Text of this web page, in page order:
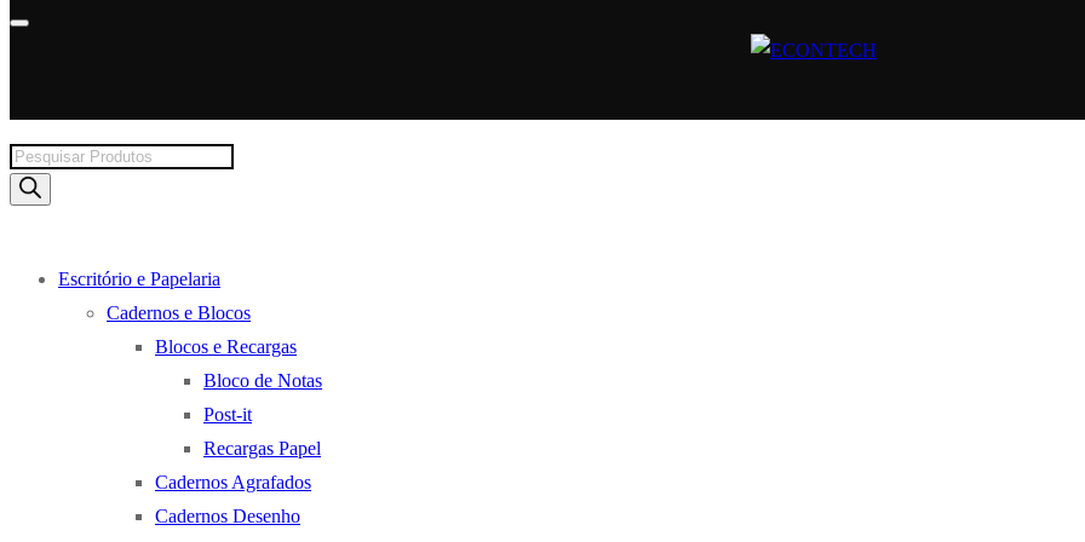
Products
search
Escritório e Papelaria
Cadernos e Blocos
Blocos e Recargas
Bloco de Notas
Post-it
Recargas Papel
Cadernos Agrafados
Cadernos Desenho